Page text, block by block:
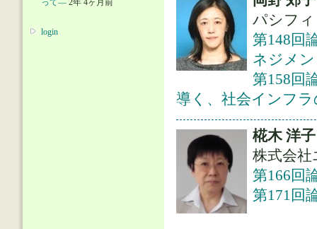
って― 2年 4ヶ月前
login
パシフ
第148回
ネジメ
第158回
導く、社会インフ
椛木 洋子
株式会社
第166回
第171回